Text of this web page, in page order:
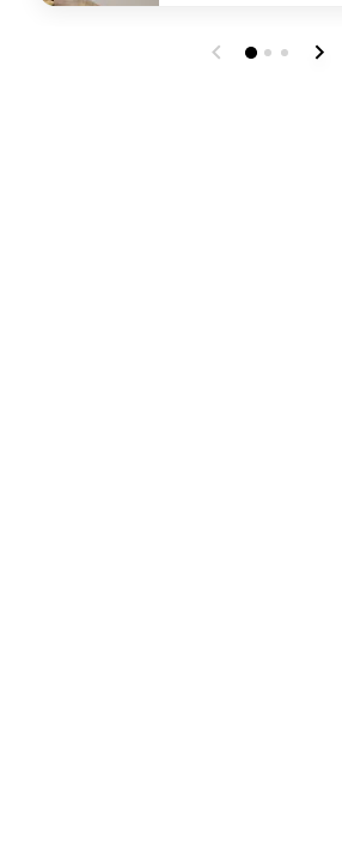
undefined Exchange 475 Restaurant